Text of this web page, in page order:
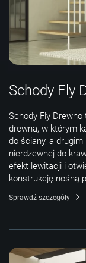
Schody Fly
Schody Fly
drewna, w którym
do ściany, a
nierdzewnej do
efekt lewitacji i
konstrukcję nośną
Sprawdź szczegóły